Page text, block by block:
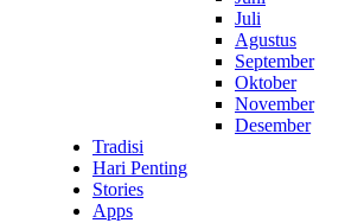
Juli
Agustus
September
Oktober
November
Desember
Tradisi
Hari Penting
Stories
Apps